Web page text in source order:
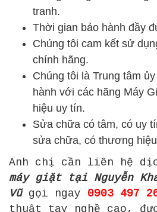
tranh.
Thời gian bảo hành đầy
Chúng tôi cam kết sử
chính hãng.
Chúng tôi là Trung tâm
hành với các hãng Máy
hiệu uy tín.
Sửa chữa có tâm, có uy
sửa chữa, có thương
Anh chị cần liên hệ
máy giặt tại Nguyễn
Vũgọi ngay 0903 497
thuật tay nghề cao,